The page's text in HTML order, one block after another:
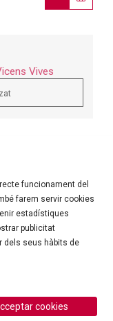
Vives
| 17480 ROSES
funcionament del
farem servir cookies
estadístiques
publicitat
dels seus hàbits de
cookies